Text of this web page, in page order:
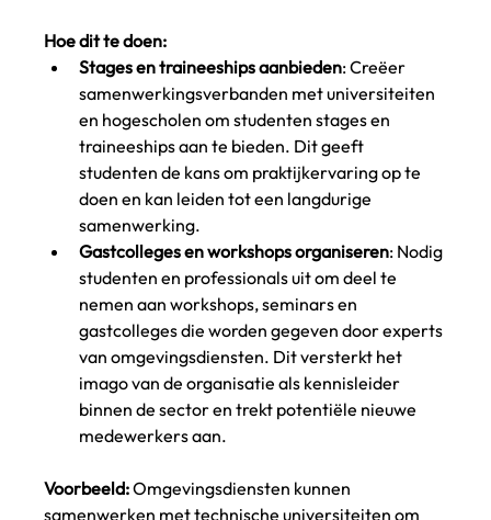
Hoe dit te doen:
Stages en traineeships aanbieden: Creëer
samenwerkingsverbanden met universiteiten
en hogescholen om studenten stages en
traineeships aan te bieden. Dit geeft
studenten de kans om praktijkervaring op te
doen en kan leiden tot een langdurige
samenwerking.
Gastcolleges en workshops organiseren: Nodig
studenten en professionals uit om deel te
nemen aan workshops, seminars en
gastcolleges die worden gegeven door experts
van omgevingsdiensten. Dit versterkt het
imago van de organisatie als kennisleider
binnen de sector en trekt potentiële nieuwe
medewerkers aan.
Voorbeeld: Omgevingsdiensten kunnen
samenwerken met technische universiteiten om